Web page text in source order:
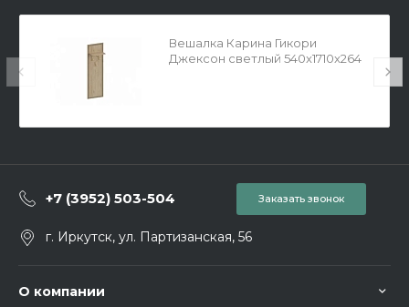
Вешалка Карина Гикори
Джексон светлый 540x1710x264
+7 (3952) 503-504 Заказать звонок
г. Иркутск, ул. Партизанская, 56
О компании